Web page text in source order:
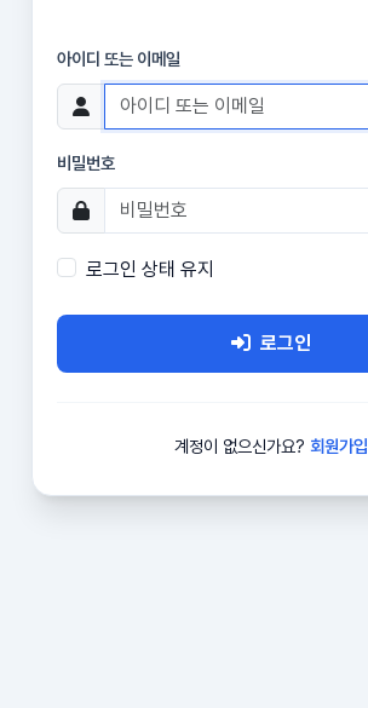
아이디 또는 이메일
비밀번호
로그인 상태 유지
로그인
계정이 없으신가요? 회원가입